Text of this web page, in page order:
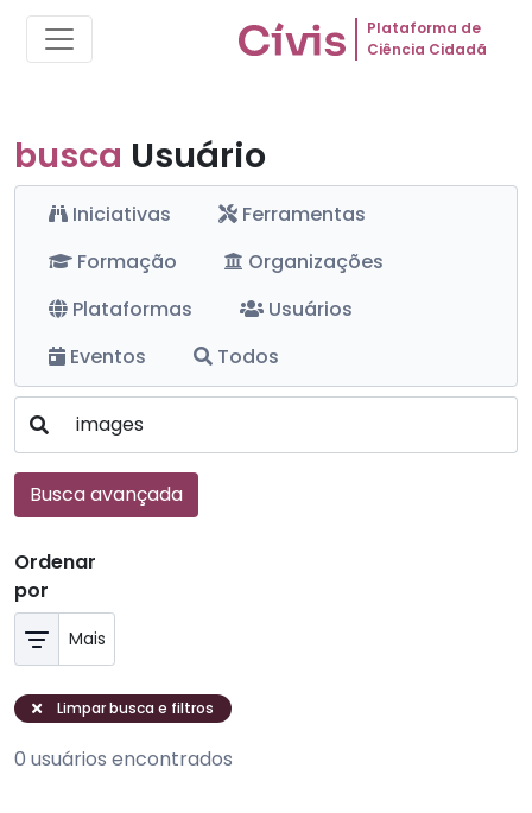
Plataforma de
Ciência Cidadã
busca Usuário
Iniciativas
Ferramentas
Formação
Organizações
Plataformas
Usuários
Eventos
Todos
Busca avançada
Ordenar
por
Limpar busca e filtros
0 usuários encontrados